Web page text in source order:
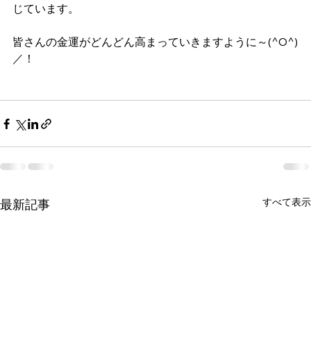
じています。
皆さんの金運がどんどん高まっていきますように～(^O^)
／！
最新記事 すべて表示